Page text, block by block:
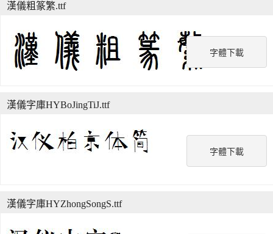
字體下載
漢儀粗篆繁.ttf
字體下載
漢儀字庫HYBoJingTiJ.ttf
漢儀字庫HYZhongSongS.ttf